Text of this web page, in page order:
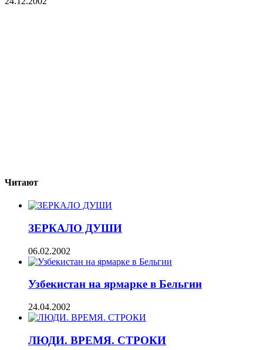
Читают
ЗЕРКАЛО ДУШИ
06.02.2002
Узбекистан на ярмарке в Бельгии
24.04.2002
ЛЮДИ. ВРЕМЯ. СТРОКИ